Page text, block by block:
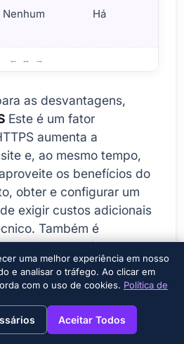
in English?
Nenhum Há
as desvantagens,
Este é um fator
aumenta a
e, ao mesmo tempo,
os benefícios do
obter e configurar um
exigir custos adicionais
Também é
que algumas técnicas de
HTTP/1.1 podem ter
HTTP/2. Por exemplo, o
(servir recursos em
é desnecessário com o
negativamente o
uma melhor experiência em nosso
e analisar o tráfego. Ao clicar em
com o uso de cookies. Política de
Aceitar Todos